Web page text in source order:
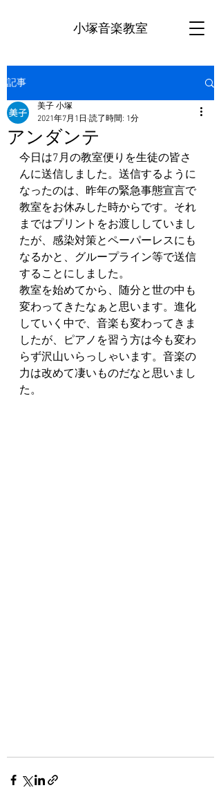
小塚音楽教室
記事
アンダンテ
美子 小塚
2021年7月1日 読了時間: 1分
今日は7月の教室便りを生徒の皆さ
んに送信しました。送信するように
なったのは、昨年の緊急事態宣言で
教室をお休みした時からです。それ
まではプリントをお渡ししていまし
たが、感染対策とペーパーレスにも
なるかと、グループライン等で送信
することにしました。
教室を始めてから、随分と世の中も
変わってきたなぁと思います。進化
していく中で、音楽も変わってきま
したが、ピアノを習う方は今も変わ
らず沢山いらっしゃいます。音楽の
力は改めて凄いものだなと思いまし
た。